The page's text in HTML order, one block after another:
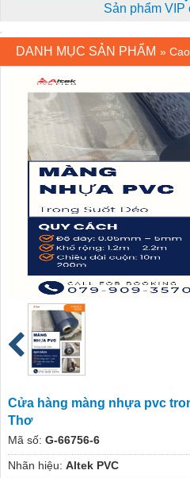
Sản phẩm VIP
DANH MỤC SẢN PHẨM »
Cửa hàng màng nhựa pvc
Thơ
Mã số: G-66756-6
Nhãn hiệu: Altek PVC